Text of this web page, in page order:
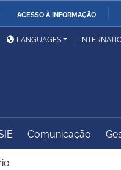
ACESSO À INFORMAÇÃO
das Relações
Geral da
LANGUAGES
Comunicação